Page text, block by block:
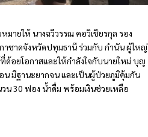
ายให้ นางฉวีวรรณ คอวิเชียรกุล รอง
าชาดจังหวัดปทุมธานี ร่วมกับ กำนัน ผู้ใหญ่
อยโอกาสและให้กำลังใจกับนายใหม่ บุญ
น มีฐานะยากจน และเป็นผู้ป่วยภูมิคุ้มกัน
น 30 ฟอง น้ำดื่ม พร้อมเงินช่วยเหลือ